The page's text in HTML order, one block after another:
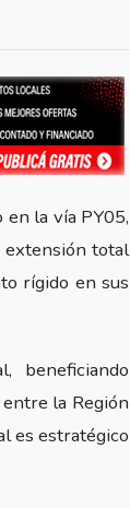
la vía PY05,
extensión total
rígido en sus
beneficiando
la Región
es estratégico